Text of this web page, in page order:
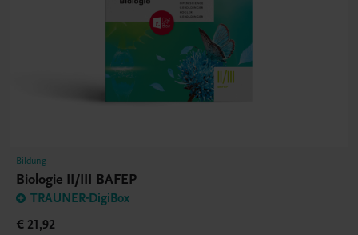
Bildung
Biologie II/III BAFEP
TRAUNER-DigiBox
€ 21,92